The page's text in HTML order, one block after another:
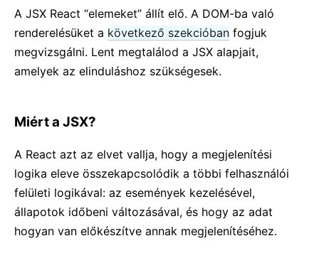
A JSX React “elemeket” állít elő. A DOM-ba való
renderelésüket a következő szekcióban fogjuk
megvizsgálni. Lent megtalálod a JSX alapjait,
amelyek az elinduláshoz szükségesek.
Miért a JSX?
A React azt az elvet vallja, hogy a megjelenítési
logika eleve összekapcsolódik a többi felhasználói
felületi logikával: az események kezelésével,
állapotok időbeni változásával, és hogy az adat
hogyan van előkészítve annak megjelenítéséhez.
Kód-hasítás
Kontextus
Hibahatárok
Refek továbbítása
Felsőbb rendű komponensek
JSX-ről mélyebben
Teljesítmény optimalizálása
Portálok
Futás-elemző
React ES6 nélkül